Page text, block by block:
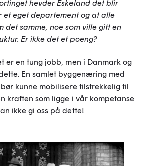
hevder Eskeland det blir
et eget departement og at alle
det samme, noe som ville gitt en
Er ikke det et poeng?
er en tung jobb, men i Danmark og
En samlet byggenæring med
kunne mobilisere tilstrekkelig til
kraften som ligge i vår kompetanse
ikke gi oss på dette!